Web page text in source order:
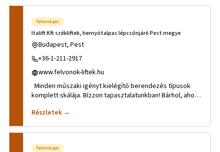
Felvonóipar
Italift Kft székliftek, hernyótalpas lépcsőnjáró Pest megye
Budapest, Pest
+36-1-211-2917
www.felvonok-liftek.hu
Minden műszaki igényt kielégítő berendezés típusok
komplett skálája. Bízzon tapasztalatunkban! Bárhol, ahol a
Részletek →
Felvonóipar